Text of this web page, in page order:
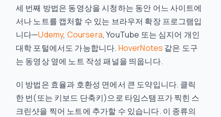
세 번째 방법은 동영상을 시청하는 동안 어느 사이트에
서나 노트를 캡처할 수 있는 브라우저 확장 프로그램입
니다—Udemy, Coursera, YouTube 또는 심지어 개인
대학 포털에서도 가능합니다. HoverNotes 같은 도구
는 동영상 옆에 노트 작성 패널을 띄웁니다.
이 방법은 효율과 호환성 면에서 큰 도약입니다. 클릭
한 번(또는 키보드 단축키)으로 타임스탬프가 찍힌 스
크린샷을 찍어 노트에 추가할 수 있습니다. 이 종류의